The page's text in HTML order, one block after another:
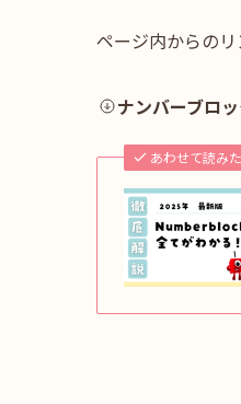
ページ内からのリ
ナンバーブロ
あわせて読み